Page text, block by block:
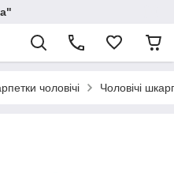
чоловічі Чоловічі